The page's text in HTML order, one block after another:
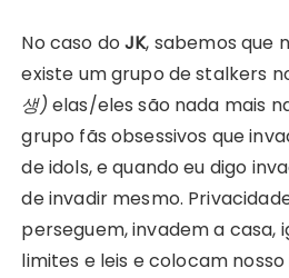
No caso doJK, sabemos que
existe um grupo de stalkers
생) elas/eles são nada mais
grupo fãs obsessivos que
de idols, e quando eu digo
de invadir mesmo.
perseguem, invadem a casa,
limites e leis e colocam